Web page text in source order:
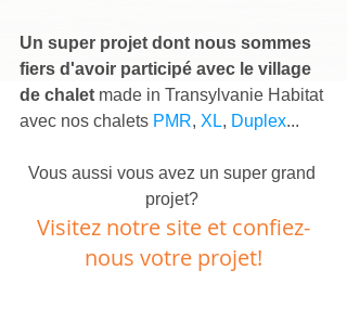
Un super projet dont nous sommes
fiers d'avoir participé avec le village
de chalet made in Transylvanie Habitat
avec nos chalets PMR, XL, Duplex...
Vous aussi vous avez un super grand
projet?
Visitez notre site et confiez-
nous votre projet!